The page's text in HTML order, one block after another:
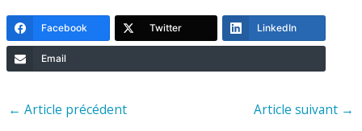
Facebook Twitter LinkedIn
Email
← Article précédent Article suivant →